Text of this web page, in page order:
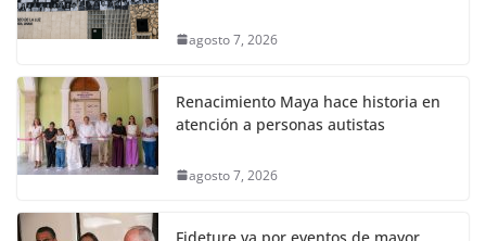
agosto 7, 2026
Renacimiento Maya hace historia en
atención a personas autistas
agosto 7, 2026
Fideture va por eventos de mayor